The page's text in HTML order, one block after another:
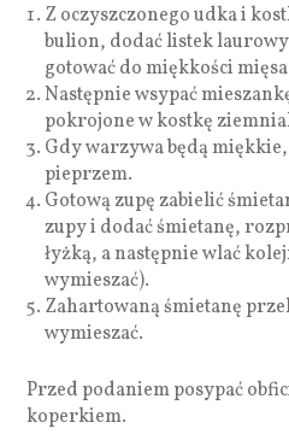
Z oczyszczonego udka i
bulion, dodać listek
gotować do miękkości
Następnie wsypać
pokrojone w kostkę
Gdy warzywa będą
pieprzem.
Gotową zupę zabielić
zupy i dodać śmietanę,
łyżką, a następnie wlać
wymieszać).
Zahartowaną śmietanę
wymieszać.
Przed podaniem posypać
koperkiem.